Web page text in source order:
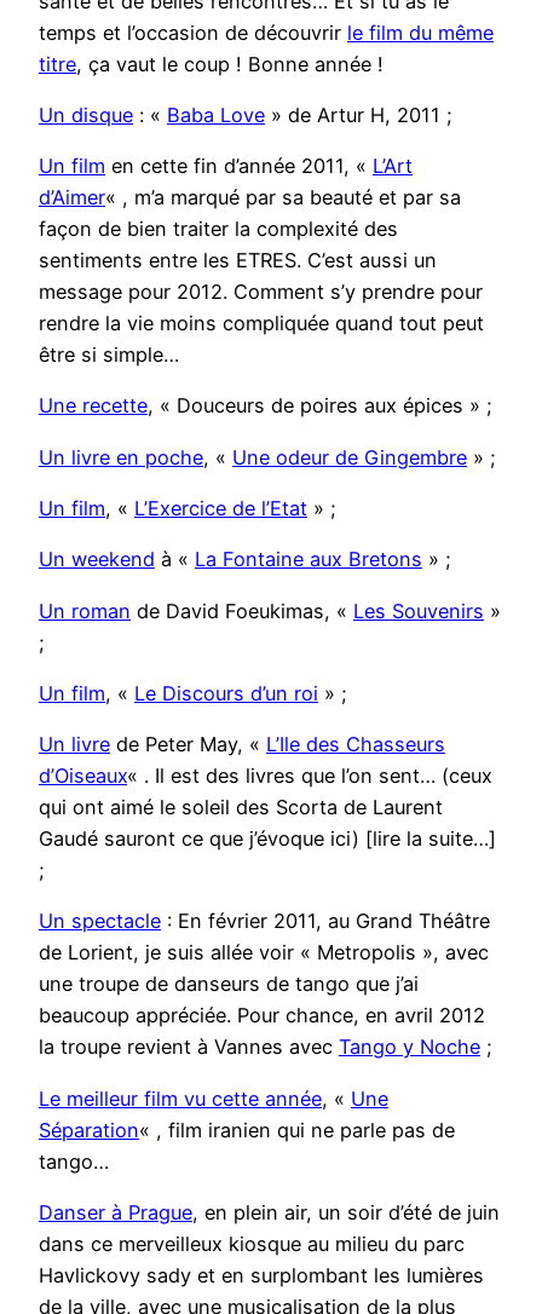
temps et l’occasion de découvrir le film du même
titre, ça vaut le coup ! Bonne année !
Un disque : « Baba Love » de Artur H, 2011 ;
Un film en cette fin d’année 2011, « L’Art
d’Aimer« , m’a marqué par sa beauté et par sa
façon de bien traiter la complexité des
sentiments entre les ETRES. C’est aussi un
message pour 2012. Comment s’y prendre pour
rendre la vie moins compliquée quand tout peut
être si simple…
Une recette, « Douceurs de poires aux épices » ;
Un livre en poche, « Une odeur de Gingembre » ;
Un film, « L’Exercice de l’Etat » ;
Un weekend à « La Fontaine aux Bretons » ;
Un roman de David Foeukimas, « Les Souvenirs »
;
Un film, « Le Discours d’un roi » ;
Un livre de Peter May, « L’Ile des Chasseurs
d’Oiseaux« . Il est des livres que l’on sent… (ceux
qui ont aimé le soleil des Scorta de Laurent
Gaudé sauront ce que j’évoque ici) [lire la suite…]
;
Un spectacle : En février 2011, au Grand Théâtre
de Lorient, je suis allée voir « Metropolis », avec
une troupe de danseurs de tango que j’ai
beaucoup appréciée. Pour chance, en avril 2012
la troupe revient à Vannes avec Tango y Noche ;
Le meilleur film vu cette année, « Une
Séparation« , film iranien qui ne parle pas de
tango…
Danser à Prague, en plein air, un soir d’été de juin
dans ce merveilleux kiosque au milieu du parc
Havlickovy sady et en surplombant les lumières
de la ville, avec une musicalisation de la plus